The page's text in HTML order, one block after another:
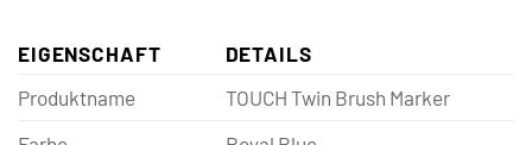
EIGENSCHAFT
DETAILS
Produktname
TOUCH Twin Brush Marker